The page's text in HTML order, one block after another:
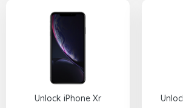
Unlock iPhone Xr